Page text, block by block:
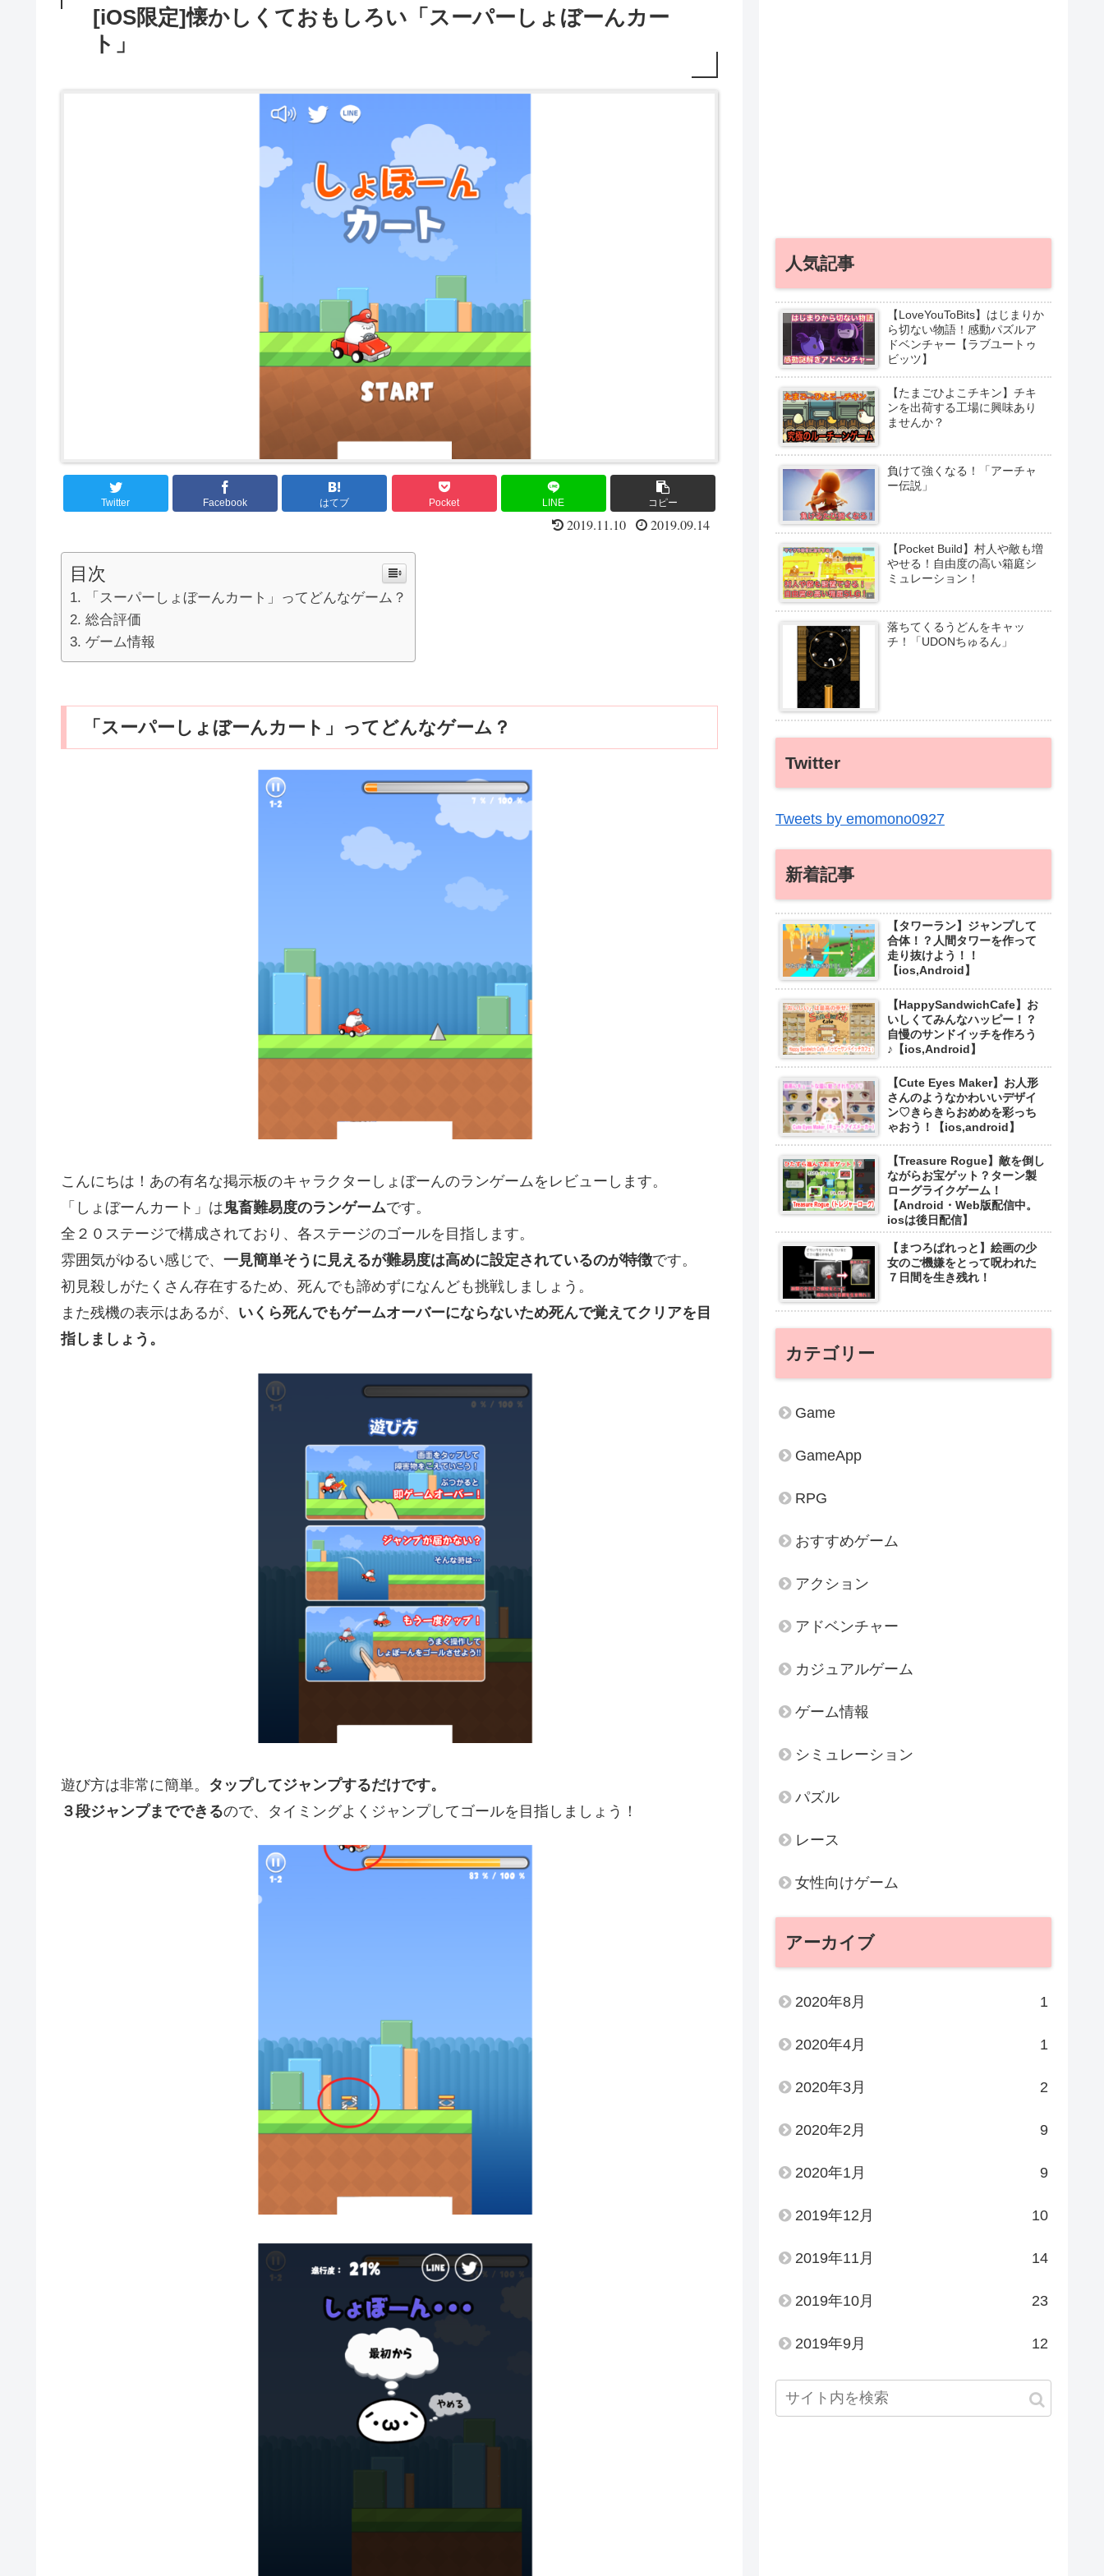
[iOS限定]懐かしくておもしろい「スーパーしょぼーんカー
ト」
Twitter Facebook はてブ Pocket LINE コピー
2019.11.10 2019.09.14
目次
「スーパーしょぼーんカート」ってどんなゲーム？
総合評価
ゲーム情報
「スーパーしょぼーんカート」ってどんなゲーム？
こんにちは！あの有名な掲示板のキャラクターしょぼーんのランゲームをレビューします。
「しょぼーんカート」は鬼畜難易度のランゲームです。
全２０ステージで構成されており、各ステージのゴールを目指します。
雰囲気がゆるい感じで、 一見簡単そうに見えるが難易度は高めに設定されているのが特徴です。
初見殺しがたくさん存在するため、死んでも諦めずになんども挑戦しましょう。
また残機の表示はあるが、 いくら死んでもゲームオーバーにならないため死んで覚えてクリアを目
指しましょう。
遊び方は非常に簡単。 タップしてジャンプするだけです。
３段ジャンプまでできるので、タイミングよくジャンプしてゴールを目指しましょう！
人気記事
【LoveYouToBits】はじまりか
ら切ない物語！感動パズルア
ドベンチャー【ラブユートゥ
ビッツ】
【たまごひよこチキン】チキ
ンを出荷する工場に興味あり
ませんか？
負けて強くなる！「アーチャ
ー伝説」
【Pocket Build】村人や敵も増
やせる！自由度の高い箱庭シ
ミュレーション！
落ちてくるうどんをキャッ
チ！「UDONちゅるん」
Twitter
Tweets by emomono0927
新着記事
【タワーラン】ジャンプして
合体！？人間タワーを作って
走り抜けよう！！
【ios,Android】
【HappySandwichCafe】お
いしくてみんなハッピー！？
自慢のサンドイッチを作ろう
♪【ios,Android】
【Cute Eyes Maker】お人形
さんのようなかわいいデザイ
ン♡きらきらおめめを彩っち
ゃおう！【ios,android】
【Treasure Rogue】敵を倒し
ながらお宝ゲット？ターン製
ローグライクゲーム！
【Android・Web版配信中。
iosは後日配信】
【まつろぱれっと】絵画の少
女のご機嫌をとって呪われた
７日間を生き残れ！
カテゴリー
Game
GameApp
RPG
おすすめゲーム
アクション
アドベンチャー
カジュアルゲーム
ゲーム情報
シミュレーション
パズル
レース
女性向けゲーム
アーカイブ
2020年8月 1
2020年4月 1
2020年3月 2
2020年2月 9
2020年1月 9
2019年12月 10
2019年11月 14
2019年10月 23
2019年9月 12